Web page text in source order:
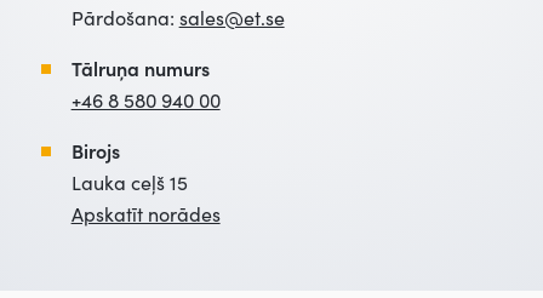
Pārdošana: sales@et.se
Tālruņa numurs
+46 8 580 940 00
Birojs
Lauka ceļš 15
Apskatīt norādes